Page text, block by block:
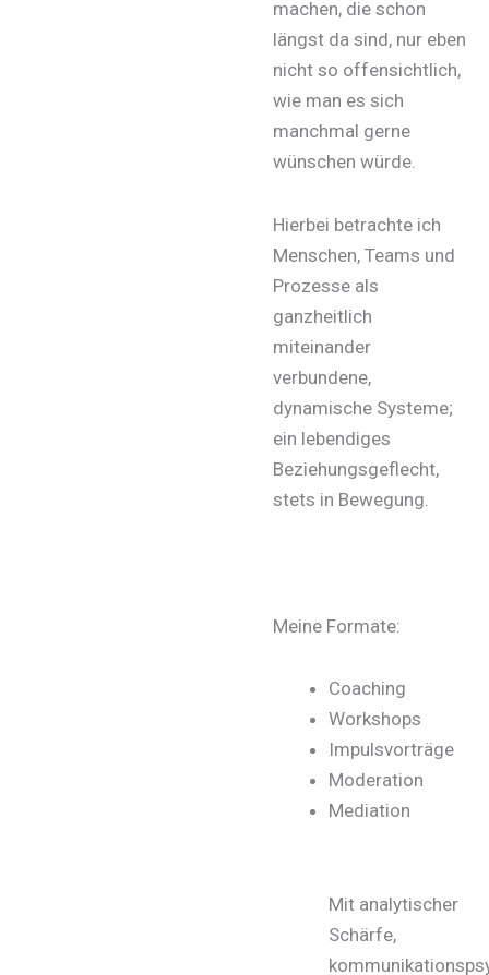
machen, die schon
längst da sind, nur eben
nicht so offensichtlich,
wie man es sich
manchmal gerne
wünschen würde.
Hierbei betrachte ich
Menschen, Teams und
Prozesse als
ganzheitlich
miteinander
verbundene,
dynamische Systeme;
ein lebendiges
Beziehungsgeflecht,
stets in Bewegung.
Meine Formate:
Coaching
Workshops
Impulsvorträge
Moderation
Mediation
Mit analytischer
Schärfe,